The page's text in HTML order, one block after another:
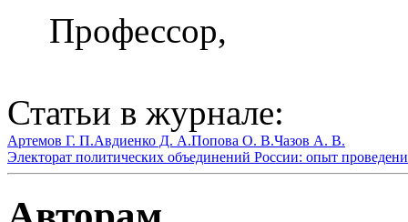
Профессор,
Статьи в журнале:
Артемов Г. П.Авдиенко Д. А.Попова О. В.Чазов А. В.
Электорат политических объединений России: опыт